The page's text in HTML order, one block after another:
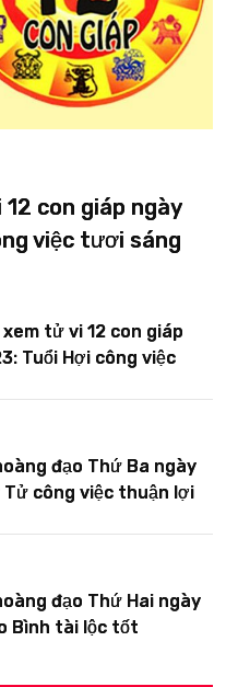
con giáp ngày
việc tươi sáng
tử vi 12 con giáp
Tuổi Hợi công việc
đạo Thứ Ba ngày
công việc thuận lợi
đạo Thứ Hai ngày
Bình tài lộc tốt